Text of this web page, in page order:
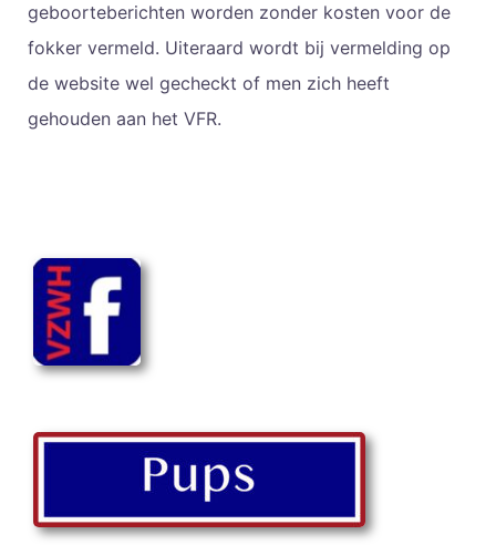
geboorteberichten worden zonder kosten voor de
fokker vermeld. Uiteraard wordt bij vermelding op
de website wel gecheckt of men zich heeft
gehouden aan het VFR.